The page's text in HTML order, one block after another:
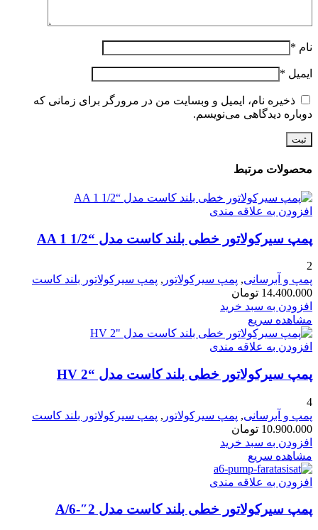
نام *
ایمیل *
ذخیره نام، ایمیل و وبسایت من در مرورگر برای زمانی که
دوباره دیدگاهی می‌نویسم.
محصولات مرتبط
افزودن به علاقه مندی
پمپ سیرکولاتور خطی بلند کاست مدل “AA 1 1/2
2
پمپ و آبرسانی, پمپ سیرکولاتور , پمپ سیرکولاتور بلند کاست
14.400.000 تومان
افزودن به سبد خرید
مشاهده سریع
افزودن به علاقه مندی
پمپ سیرکولاتور خطی بلند کاست مدل “HV 2
4
پمپ و آبرسانی, پمپ سیرکولاتور , پمپ سیرکولاتور بلند کاست
10.900.000 تومان
افزودن به سبد خرید
مشاهده سریع
افزودن به علاقه مندی
پمپ سیرکولاتور خطی بلند کاست مدل 2″-A/6